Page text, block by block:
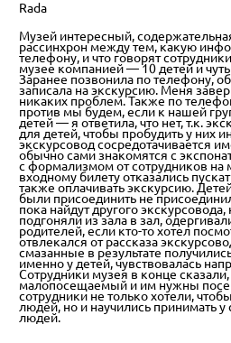
Rada
Музей интересный,
рассинхрон между тем, какую
телефону, и что говорят
музее компанией — 10 детей и
Заранее позвонила по телефону,
записала на экскурсию. Меня
никаких проблем. Также по
против мы будем, если к нашей
детей — я ответила, что нет, т.к.
для детей, чтобы пробудить у них
экскурсовод сосредотачивается
обычно сами знакомятся с
с формализмом от сотрудников на
входному билету отказались
также оплачивать экскурсию.
были присоединить не
пока найдут другого экскурсовода,
подгоняли из зала в зал,
родителей, если кто-то хотел
отвлекался от рассказа
смазанные в результате
именно у детей, чувствовалась
Сотрудники музея в конце
малопосещаемый и им нужны
сотрудники не только хотели,
людей, но и научились принимать у
людей.